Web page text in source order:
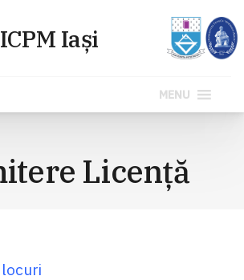
MENU
Licenţă